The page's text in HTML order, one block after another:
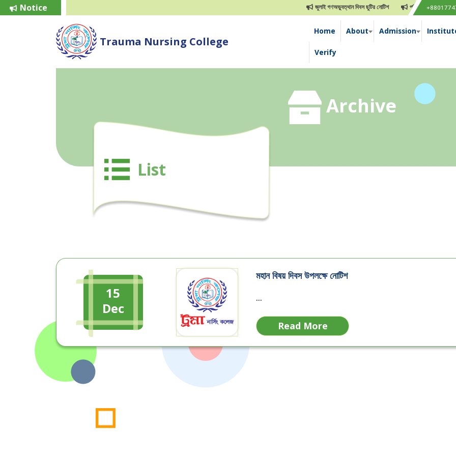
Notice জুলাই গণঅভ্যুত্থান দিবস ছুটির নোটিশ পবিত্র ঈদুল আযহা ছুটির
Trauma Nursing College
Home About Admission
Verify
Archive
List
15
Dec
মহান বিষয় দিবস উপলক্ষে নোটিশ
...
Read More